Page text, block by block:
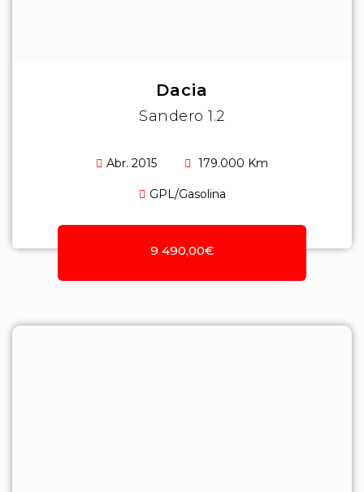
Dacia
Sandero 1.2
Abr. 2015 179.000 Km
GPL/Gasolina
9 490,00€